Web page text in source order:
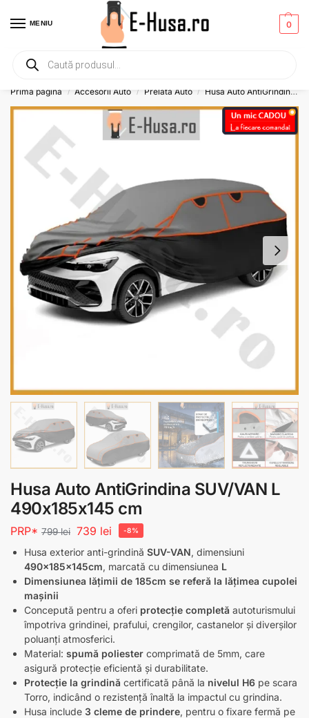
MENIU 0
Primesti un mic
Prima pagină / Accesorii Auto / Prelata Auto / Husa Auto AntiGrindina
Husa Auto AntiGrindina SUV/VAN L
490x185x145 cm
PRP* 799lei 739 lei -8%
Husa exterior anti-grindină SUV-VAN, dimensiuni
490x185x145cm, marcată cu dimensiunea L
Dimensiunea lățimii de 185cm se referă la lățimea cupolei
mașinii
Concepută pentru a oferi protecție completă autoturismului
împotriva grindinei, prafului, crengilor, castanelor și diverșilor
poluanți atmosferici.
Material: spumă poliester comprimată de 5mm, care
asigură protecție eficientă și durabilitate.
Protecție la grindină certificată până la nivelul H6 pe scara
Torro, indicând o rezistență înaltă la impactul cu grindina.
Husa include 3 cleme de prindere, pentru o fixare fermă pe